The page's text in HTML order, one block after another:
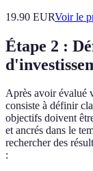
19.90 EURVoir le
Étape 2 :
Après avoir évalué
consiste à définir
objectifs doivent
et ancrés dans le
rechercher des
: